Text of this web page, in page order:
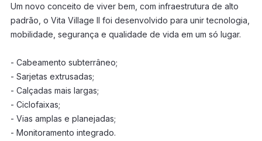
Um novo conceito de viver bem, com infraestrutura de alto
padrão, o Vita Village II foi desenvolvido para unir tecnologia,
mobilidade, segurança e qualidade de vida em um só lugar.
- Cabeamento subterrâneo;
- Sarjetas extrusadas;
- Calçadas mais largas;
- Ciclofaixas;
- Vias amplas e planejadas;
- Monitoramento integrado.